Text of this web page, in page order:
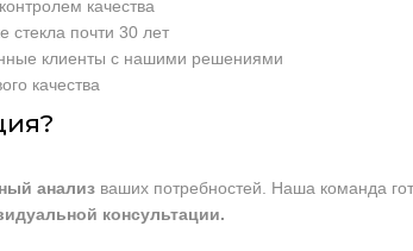
качества
стекла почти 30 лет
клиенты с нашими решениями
качества
анализваших потребностей. Наша команда
консультации.